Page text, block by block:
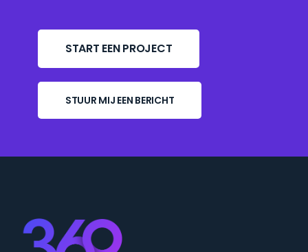
START EEN PROJECT
STUUR MIJ EEN BERICHT